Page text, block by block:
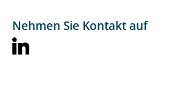
Nehmen Sie Kontakt auf